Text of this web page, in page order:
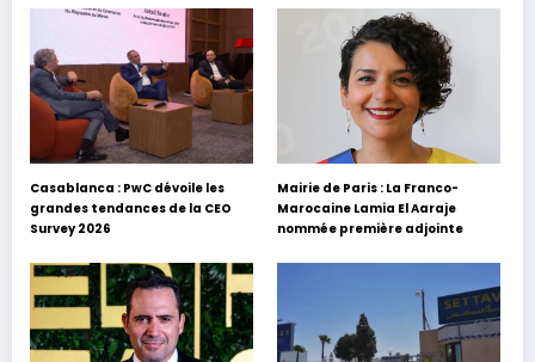
Casablanca : PwC dévoile les
grandes tendances de la CEO
Survey 2026
Mairie de Paris : La Franco-
Marocaine Lamia El Aaraje
nommée première adjointe